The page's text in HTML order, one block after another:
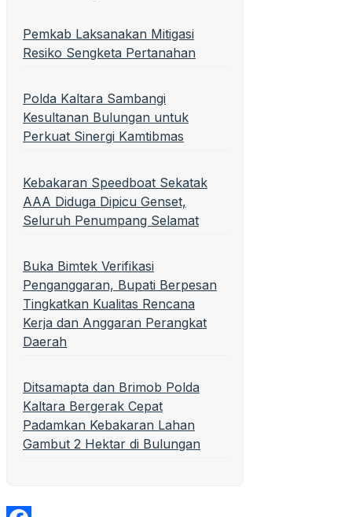
Pemkab Laksanakan Mitigasi
Resiko Sengketa Pertanahan
Polda Kaltara Sambangi
Kesultanan Bulungan untuk
Perkuat Sinergi Kamtibmas
Kebakaran Speedboat Sekatak
AAA Diduga Dipicu Genset,
Seluruh Penumpang Selamat
Buka Bimtek Verifikasi
Penganggaran, Bupati Berpesan
Tingkatkan Kualitas Rencana
Kerja dan Anggaran Perangkat
Daerah
Ditsamapta dan Brimob Polda
Kaltara Bergerak Cepat
Padamkan Kebakaran Lahan
Gambut 2 Hektar di Bulungan